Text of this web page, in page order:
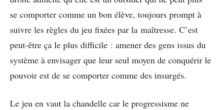
se comporter comme un bon élève, toujours prompt à
suivre les règles du jeu fixées par la maîtresse. C’est
peut-être ça le plus difficile : amener des gens issus du
système à envisager que leur seul moyen de conquérir le
pouvoir est de se comporter comme des insurgés.
Le jeu en vaut la chandelle car le progressisme ne